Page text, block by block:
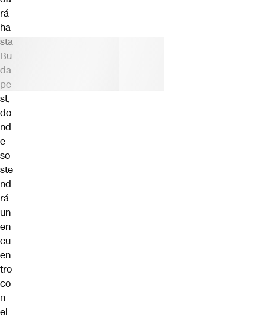
rá
ha
sta
Bu
da
pe
st,
do
nd
e
so
ste
nd
rá
un
en
cu
en
tro
co
n
el